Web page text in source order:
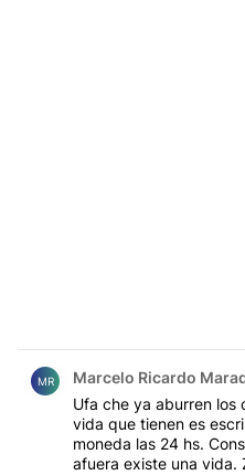
MR Marcelo Ricardo
Ufa che ya aburren los
vida que tienen es
moneda las 24 hs.
afuera existe una vida.